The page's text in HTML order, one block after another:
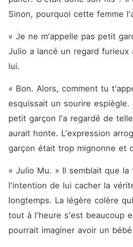
Sinon, pourquoi cette femme
« Je ne m'appelle pas petit
Julio a lancé un regard furieux
lui.
« Bon. Alors, comment tu
esquissait un sourire espiègle.
petit garçon l'a regardé de
aurait honte. L'expression
garçon était trop mignonne et
« Julio Mu. » Il semblait que la
l'intention de lui cacher la
longtemps. La légère colère
tout à l'heure s'est beaucoup
pourrait imaginer avoir un